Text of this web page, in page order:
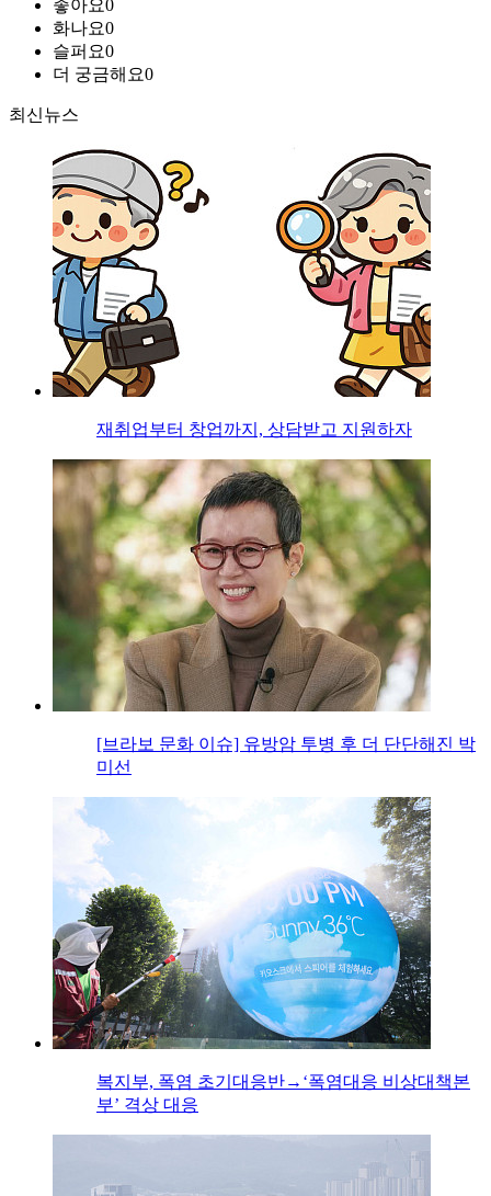
좋아요0
화나요0
슬퍼요0
더 궁금해요0
최신뉴스
재취업부터 창업까지, 상담받고 지원하자
[브라보 문화 이슈] 유방암 투병 후 더 단단해진 박
미선
복지부, 폭염 초기대응반→‘폭염대응 비상대책본
부’ 격상 대응